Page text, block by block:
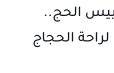
الحج..
الحجاج